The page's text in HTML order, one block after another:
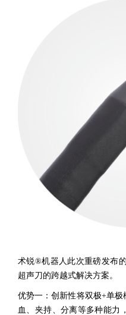
术锐®机器人此次重磅发布
超声刀的跨越式解决方案。
优势一：创新性将双极+单
血、夹持、分离等多种能力